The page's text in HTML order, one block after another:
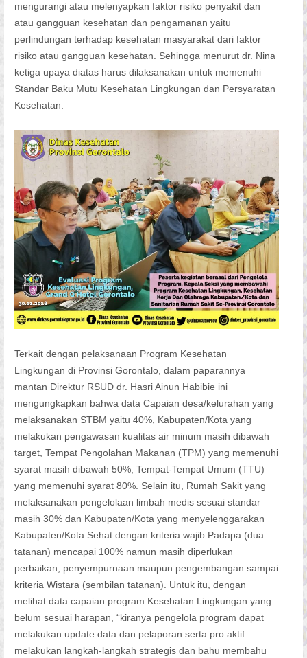
mengurangi atau melenyapkan faktor risiko penyakit dan
atau gangguan kesehatan dan pengamanan yaitu
perlindungan terhadap kesehatan masyarakat dari faktor
risiko atau gangguan kesehatan. Sehingga menurut dr. Nina
ketiga upaya diatas harus dilaksanakan untuk memenuhi
Standar Baku Mutu Kesehatan Lingkungan dan Persyaratan
Kesehatan.
Terkait dengan pelaksanaan Program Kesehatan
Lingkungan di Provinsi Gorontalo, dalam paparannya
mantan Direktur RSUD dr. Hasri Ainun Habibie ini
mengungkapkan bahwa data Capaian desa/kelurahan yang
melaksanakan STBM yaitu 40%, Kabupaten/Kota yang
melakukan pengawasan kualitas air minum masih dibawah
target, Tempat Pengolahan Makanan (TPM) yang memenuhi
syarat masih dibawah 50%, Tempat-Tempat Umum (TTU)
yang memenuhi syarat 80%. Selain itu, Rumah Sakit yang
melaksanakan pengelolaan limbah medis sesuai standar
masih 30% dan Kabupaten/Kota yang menyelenggarakan
Kabupaten/Kota Sehat dengan kriteria wajib Padapa (dua
tatanan) mencapai 100% namun masih diperlukan
perbaikan, penyempurnaan maupun pengembangan sampai
kriteria Wistara (sembilan tatanan). Untuk itu, dengan
melihat data capaian program Kesehatan Lingkungan yang
belum sesuai harapan, “kiranya pengelola program dapat
melakukan update data dan pelaporan serta pro aktif
melakukan langkah-langkah strategis dan bahu membahu